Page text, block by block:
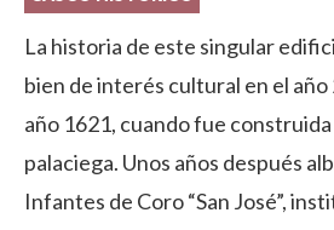
La historia de este singular
bien de interés cultural en el año
año 1621, cuando fue construida
palaciega. Unos años después
Infantes de Coro “San José”,